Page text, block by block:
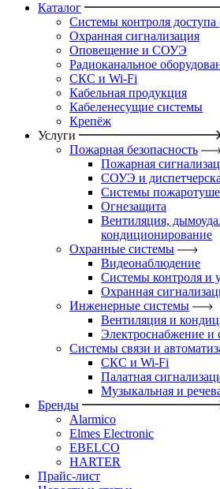
Каталог
Системы контроля
Охранная сигнализация
Оповещение и СОУЭ
Радиоканальное
СКС и Wi-Fi
Кабельная продукция
Кабеленесущие системы
Крепёж
Услуги
Пожарная безопасность
Пожарная
СОУЭ и
Системы
Огнезащита
Вентиляция,
кондиционирование
Охранные системы
Видеонаблюдение
Системы контроля и
Охранная
Инженерные системы
Вентиляция и
Электроснабжение и
Системы связи и
СКС и Wi-Fi
Палатная
Музыкальная и
Бренды
Alarmico
Elmes Electronic
EBELCO
HARTER
Прайс-лист